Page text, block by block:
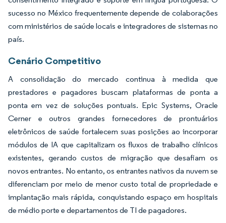
sucesso no México frequentemente depende de colaborações
com ministérios de saúde locais e integradores de sistemas no
país.
Cenário Competitivo
A consolidação do mercado continua à medida que
prestadores e pagadores buscam plataformas de ponta a
ponta em vez de soluções pontuais. Epic Systems, Oracle
Cerner e outros grandes fornecedores de prontuários
eletrônicos de saúde fortalecem suas posições ao incorporar
módulos de IA que capitalizam os fluxos de trabalho clínicos
existentes, gerando custos de migração que desafiam os
novos entrantes. No entanto, os entrantes nativos da nuvem se
diferenciam por meio de menor custo total de propriedade e
implantação mais rápida, conquistando espaço em hospitais
de médio porte e departamentos de TI de pagadores.